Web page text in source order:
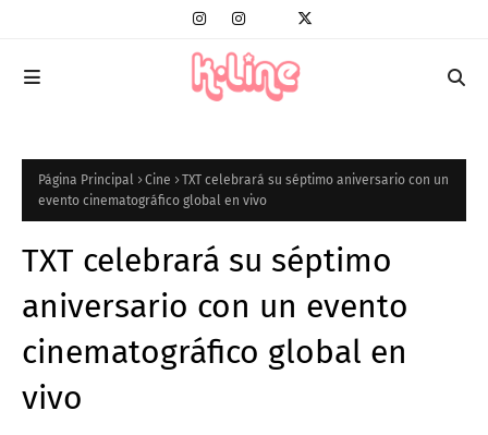
Página Principal Cine
TXT celebrará su séptimo aniversario con un
evento cinematográfico global en vivo
TXT celebrará su séptimo
aniversario con un evento
cinematográfico global en
vivo